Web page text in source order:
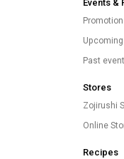
Events &
Past
Stores
Zojirushi
Online
Recipes